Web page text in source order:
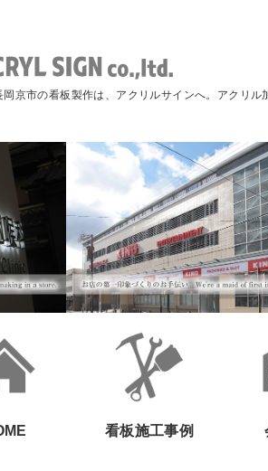
京市の看板製作は、アクリルサインへ。アクリル
看板施工事例